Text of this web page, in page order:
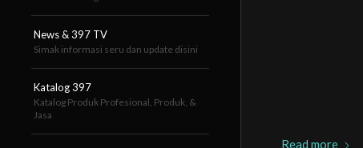
News & 397 TV
Simak informasi seru dan update disini
Katalog 397
Katalog Produk Profesional, Produk, &
Jasa
Read more